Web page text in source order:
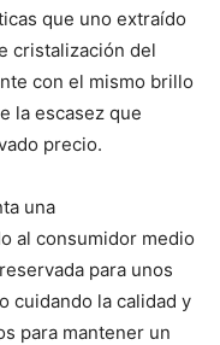
que uno extraído
cristalización del
con el mismo brillo
la escasez que
precio.
una
al consumidor medio
para unos
cuidando la calidad y
para mantener un